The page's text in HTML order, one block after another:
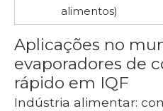
alimentos)
Aplicações no
evaporadores de
rápido em IQF
Indústria alimentar: